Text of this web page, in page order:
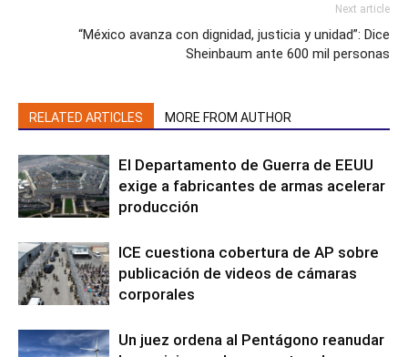
Next article
“México avanza con dignidad, justicia y unidad”: Dice
Sheinbaum ante 600 mil personas
RELATED ARTICLES MORE FROM AUTHOR
El Departamento de Guerra de EEUU
exige a fabricantes de armas acelerar
producción
ICE cuestiona cobertura de AP sobre
publicación de videos de cámaras
corporales
Un juez ordena al Pentágono reanudar